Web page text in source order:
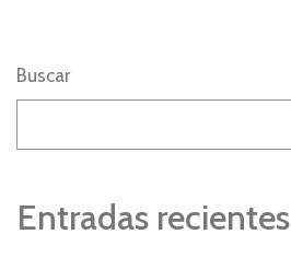
Buscar
Entradas recientes